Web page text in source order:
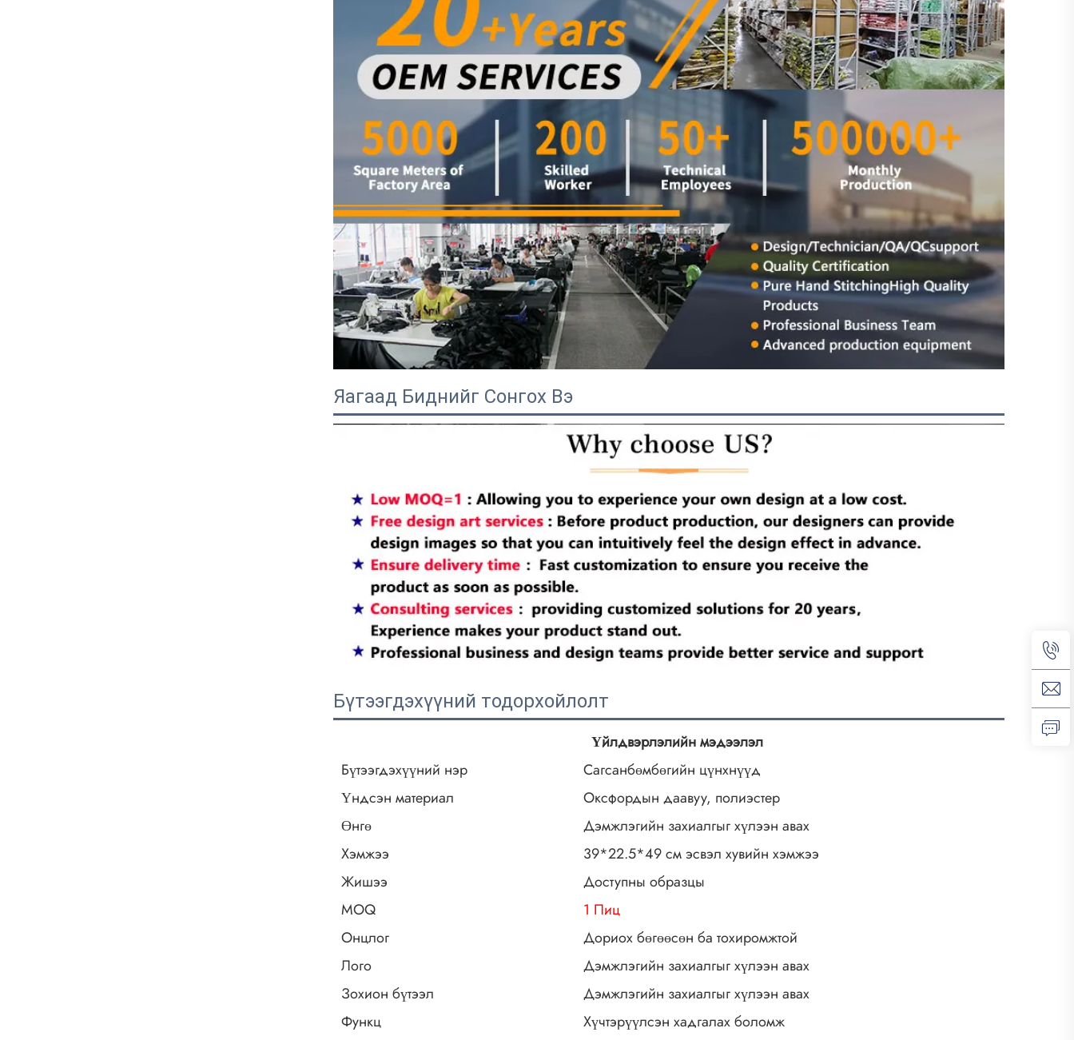
Яагаад Биднийг Сонгох Вэ
Бүтээгдэхүүний тодорхойлолт
Үйлдвэрлэлийн мэдээлэл
Бүтээгдэхүүний нэр
Сагсанбөмбөгийн цүнхнүүд
Үндсэн материал
Оксфордын даавуу, полиэстер
Өнгө
Дэмжлэгийн захиалгыг хүлээн авах
Хэмжээ
39*22.5*49 см эсвэл хувийн хэмжээ
Жишээ
Доступны образцы
MOQ
1 Пиц
Онцлог
Дориох бөгөөсөн ба тохиромжтой
Лого
Дэмжлэгийн захиалгыг хүлээн авах
Зохион бүтээл
Дэмжлэгийн захиалгыг хүлээн авах
Функц
Хүчтэрүүлсэн хадгалах боломж